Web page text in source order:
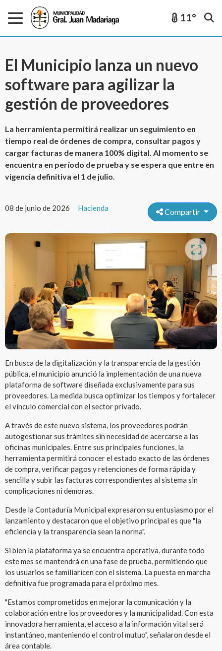
11°
El Municipio lanza un nuevo
software para agilizar la
gestión de proveedores
La herramienta permitirá realizar un seguimiento en
tiempo real de órdenes de compra, consultar pagos y
cargar facturas de manera 100% digital. Al momento se
encuentra en período de prueba y se espera que entre en
vigencia definitiva el 1 de julio.
08 de junio de 2026 Hacienda Compartir
En busca de la digitalización y la transparencia de la gestión
pública, el municipio anunció la implementación de una nueva
plataforma de software diseñada exclusivamente para sus
proveedores. La medida busca optimizar los tiempos y fortalecer
el vínculo comercial con el sector privado.
A través de este nuevo sistema, los proveedores podrán
autogestionar sus trámites sin necesidad de acercarse a las
oficinas municipales. Entre sus principales funciones, la
herramienta permitirá conocer el estado exacto de las órdenes
de compra, verificar pagos y retenciones de forma rápida y
sencilla y subir las facturas correspondientes al sistema sin
complicaciones ni demoras.
Desde la Contaduría Municipal expresaron su entusiasmo por el
lanzamiento y destacaron que el objetivo principal es que "la
eficiencia y la transparencia sean la norma".
Si bien la plataforma ya se encuentra operativa, durante todo
este mes se mantendrá en una fase de prueba, permitiendo que
los usuarios se familiaricen con el sistema. La puesta en marcha
definitiva fue programada para el próximo mes.
"Estamos comprometidos en mejorar la comunicación y la
colaboración entre los proveedores y la municipalidad. Con esta
innovadora herramienta, el acceso a la información vital será
instantáneo, manteniendo el control mutuo", señalaron desde el
área contable.